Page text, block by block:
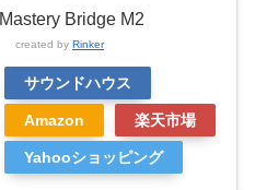
Mastery Bridge M2
created by Rinker
サウンドハウス
Amazon 楽天市場
Yahooショッピング